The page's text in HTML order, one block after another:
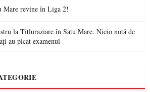
Mare revine în Liga 2!
la Titluraziare în Satu Mare. Nicio notă de
au picat examenul